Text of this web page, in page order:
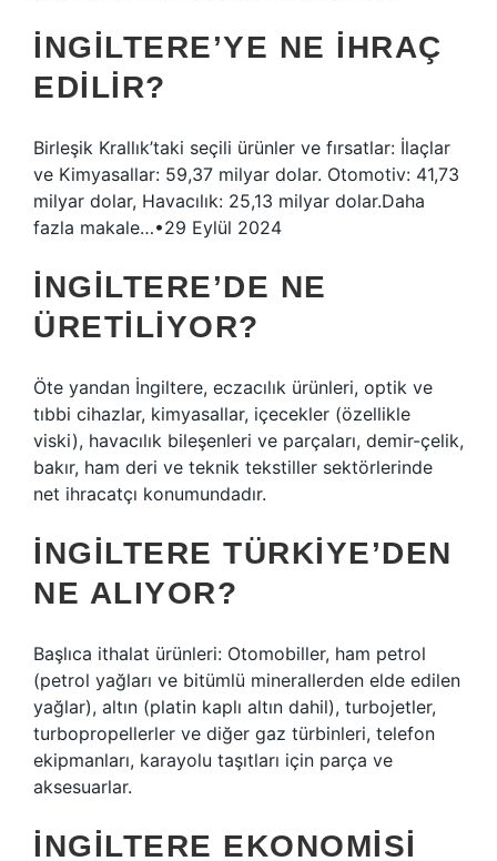
İNGILTERE’YE NE IHRAÇ
EDILIR?
Birleşik Krallık’taki seçili ürünler ve fırsatlar: İlaçlar
ve Kimyasallar: 59,37 milyar dolar. Otomotiv: 41,73
milyar dolar, Havacılık: 25,13 milyar dolar.Daha
fazla makale…•29 Eylül 2024
İNGILTERE’DE NE
ÜRETILIYOR?
Öte yandan İngiltere, eczacılık ürünleri, optik ve
tıbbi cihazlar, kimyasallar, içecekler (özellikle
viski), havacılık bileşenleri ve parçaları, demir-çelik,
bakır, ham deri ve teknik tekstiller sektörlerinde
net ihracatçı konumundadır.
İNGILTERE TÜRKIYE’DEN
NE ALIYOR?
Başlıca ithalat ürünleri: Otomobiller, ham petrol
(petrol yağları ve bitümlü minerallerden elde edilen
yağlar), altın (platin kaplı altın dahil), turbojetler,
turbopropellerler ve diğer gaz türbinleri, telefon
ekipmanları, karayolu taşıtları için parça ve
aksesuarlar.
İNGILTERE EKONOMISI